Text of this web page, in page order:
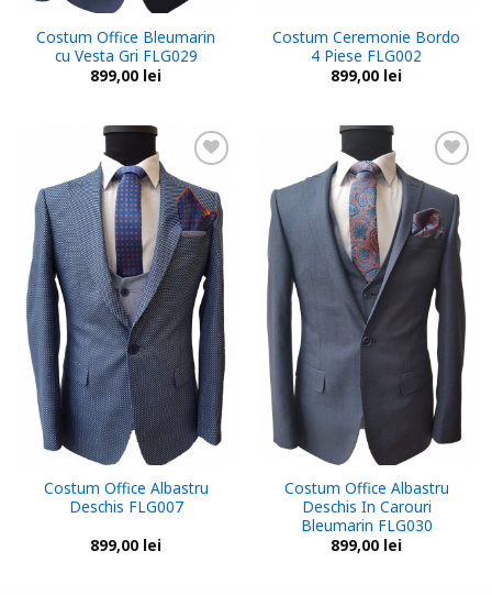
Costum Office Bleumarin
cu Vesta Gri FLG029
899,00 lei
Costum Ceremonie Bordo
4 Piese FLG002
899,00 lei
Add to
wishlist
Costum Office Albastru
Deschis FLG007
899,00 lei
Add to
wishlist
Costum Office Albastru
Deschis In Carouri
Bleumarin FLG030
899,00 lei